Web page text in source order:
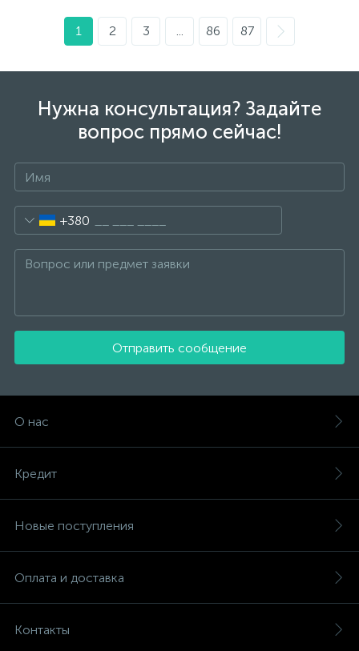
1 2 3 ... 86 87
Нужна консультация? Задайте
вопрос прямо сейчас!
+380
Отправить сообщение
О нас
Кредит
Новые поступления
Оплата и доставка
Контакты